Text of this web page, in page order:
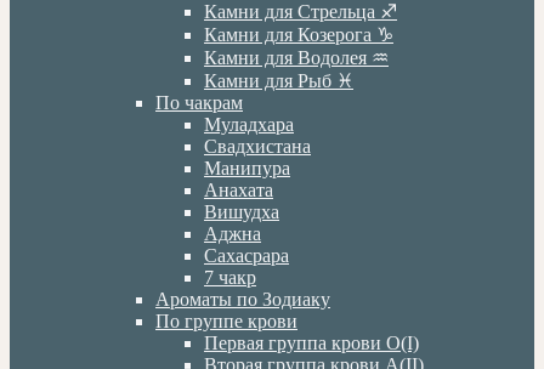
Камни для Стрельца ♐️
Камни для Козерога ♑️
Камни для Водолея ♒️
Камни для Рыб ♓️
По чакрам
Муладхара
Свадхистана
Манипура
Анахата
Вишудха
Аджна
Сахасрара
7 чакр
Ароматы по Зодиаку
По группе крови
Первая группа крови О(I)
Вторая группа крови А(II)